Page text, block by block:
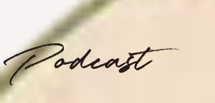
Podcast